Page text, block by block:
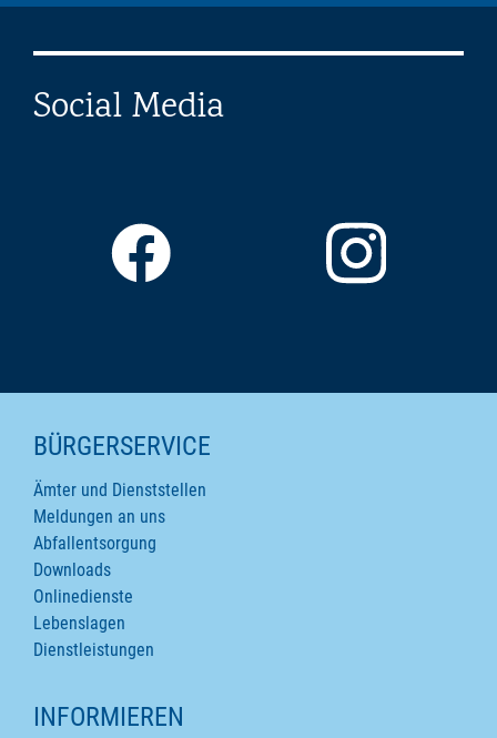
Social Media
SEITENINHALTE
BÜRGERSERVICE
Ämter und Dienststellen
Meldungen an uns
Abfallentsorgung
Downloads
Onlinedienste
Lebenslagen
Dienstleistungen
INFORMIEREN